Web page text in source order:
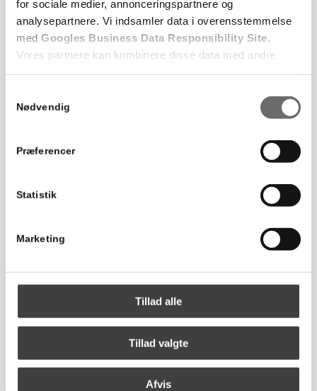
for sociale medier, annonceringspartnere og
analysepartnere. Vi indsamler data i overensstemmelse
med Googles Business Data Responsibility Site
Vores partnere kan kombinere disse data med andre
Nødvendig
Præferencer
Statistik
Marketing
Tillad alle
Tillad valgte
Afvis